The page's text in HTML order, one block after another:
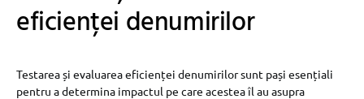
eficienței denumirilor
Testarea și evaluarea eficienței denumirilor sunt pași esențiali
pentru a determina impactul pe care acestea îl au asupra